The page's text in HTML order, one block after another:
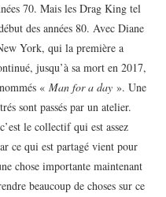
70. Mais les Drag King tel
des années 80. Avec Diane
York, qui la première a
jusqu’à sa mort en 2017,
« Man for a day ». Une
sont passés par un atelier.
le collectif qui est assez
ce qui est partagé vient pour
chose importante maintenant
beaucoup de choses sur ce